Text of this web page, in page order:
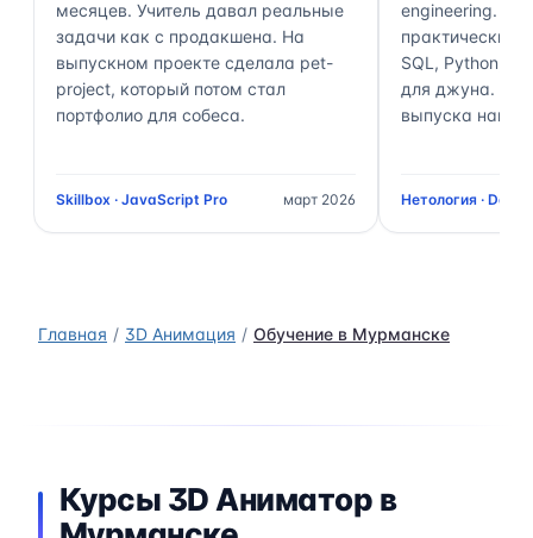
месяцев. Учитель давал реальные
задачи как с продакшена. На
выпускном проекте сделала pet-
project, который потом стал
портфолио для собеса.
Skillbox · JavaScript Pro март 2026
engineering.
практически
SQL, Python,
для джуна.
выпуска нашёл
Нетология · Data
Главная 3D Анимация Обучение в Мурманске
Курсы 3D Аниматор в